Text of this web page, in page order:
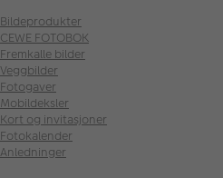
Bildeprodukter
CEWE FOTOBOK
Fremkalle bilder
Veggbilder
Fotogaver
Mobildeksler
Kort og invitasjoner
Fotokalender
Anledninger